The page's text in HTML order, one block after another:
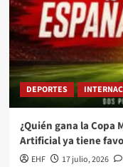
DEPORTES
¿Quién gana la Copa
Artificial ya tiene
EHF 17 julio, 2026